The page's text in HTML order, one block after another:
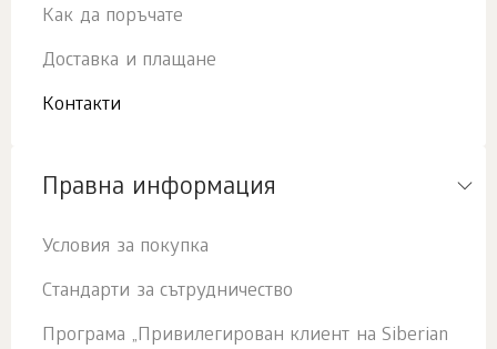
Как да поръчате
Доставка и плащане
Контакти
Правна информация
Условия за покупка
Стандарти за сътрудничество
Програма „Привилегирован клиент на Siberian